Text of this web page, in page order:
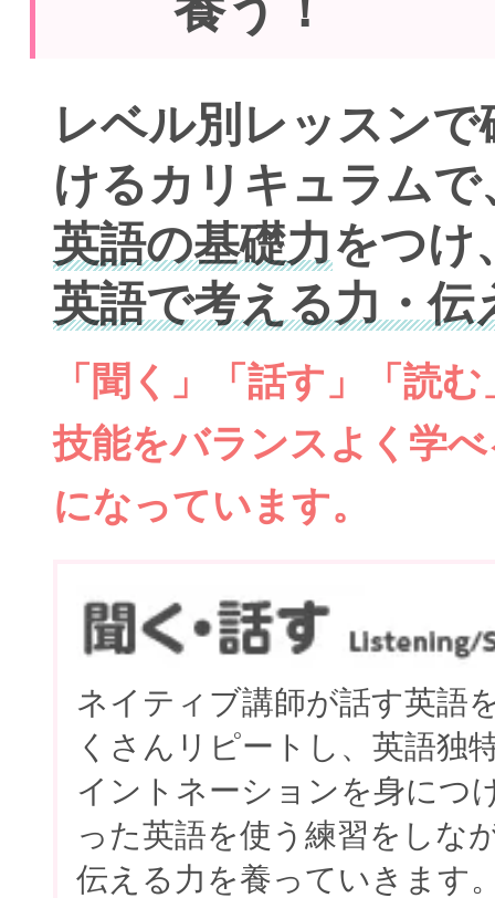
レベル別レッスン
けるカリキュラムで
英語の基礎力をつけ
英語で考える力・伝
「聞く」「話す」「読
技能をバランスよく学
になっています。
ネイティブ講師が話す英語
くさんリピートし、英語独
イントネーションを身につ
った英語を使う練習をしな
伝える力を養っていきます